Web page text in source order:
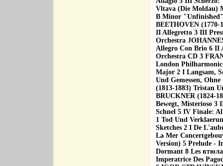
Vltava (Die Moldau)
В Minor
BEETHOVEN (1770-
II Allegretto 3 III
Orchestra
Allegro Con Brio 6 II
Orchestra CD 3
London
Major 2 I Langsam,
Und Gemessen,
(1813-1883) Tristan
BRUCKNER (1824-
Bewegt, Misterioso 3
Schnel 5 IV Finale:
1 Tod Und
Sketches 2 I De
La Mer
Version) 5 Prelude -
Dormant 8 Les
Imperatrice Des